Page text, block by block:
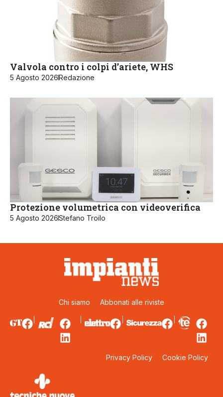
Valvola contro i colpi d’ariete, WHS
5 Agosto 2026Redazione
Protezione volumetrica con videoverifica
5 Agosto 2026Stefano Troilo
Chi siamo Abbonati alle riviste
Privacy Policy Cookie Policy